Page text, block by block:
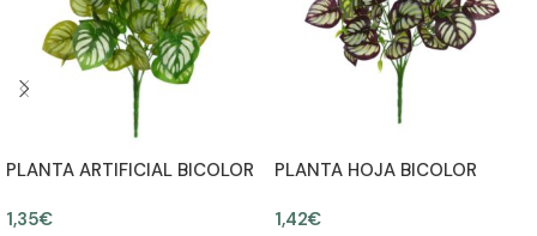
PLANTA ARTIFICIAL BICOLOR
1,35€
PLANTA HOJA BICOLOR
1,42€